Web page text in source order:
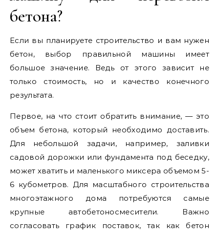
бетона?
Если вы планируете строительство и вам нужен
бетон, выбор правильной машины имеет
большое значение. Ведь от этого зависит не
только стоимость, но и качество конечного
результата.
Первое, на что стоит обратить внимание, — это
объем бетона, который необходимо доставить.
Для небольшой задачи, например, заливки
садовой дорожки или фундамента под беседку,
может хватить и маленького миксера объемом 5-
6 кубометров. Для масштабного строительства
многоэтажного дома потребуются самые
крупные автобетоносмесители. Важно
согласовать график поставок, так как бетон